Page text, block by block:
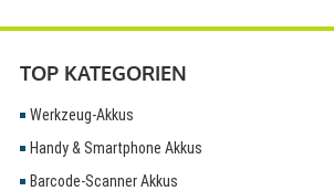
TOP KATEGORIEN
Werkzeug-Akkus
Handy & Smartphone Akkus
Barcode-Scanner Akkus